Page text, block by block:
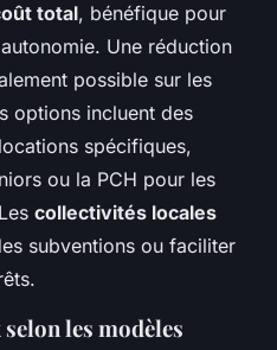
total, bénéfique pour
Une réduction
possible sur les
options incluent des
spécifiques,
ou la PCH pour les
collectivités locales
subventions ou faciliter
les modèles